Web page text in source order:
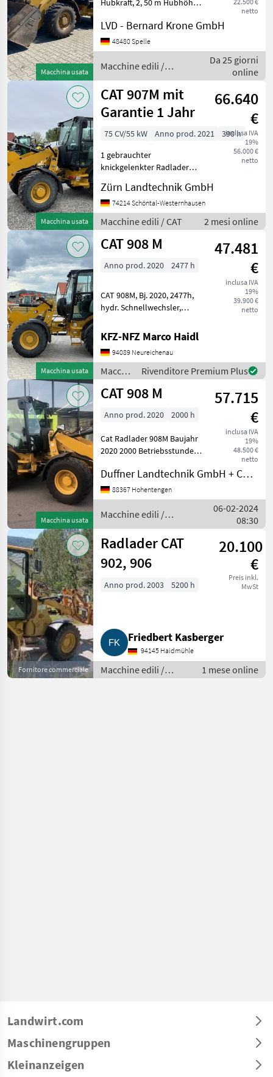
Macchina usata
netto
Hubkraft, 2, 50 m Hubhöhe,
hydr.
Schnellwechselaufnahme,
Aufnahme: Volvo, 3.
Steuerkreis, Hydrostat 20
LVD - Bernard Krone GmbH
48480 Spelle
Macchine edili /
CAT
Da 25 giorni
online
Macchina usata
CAT 907M mit
Garantie 1 Jahr
66.640
€
inclusa IVA
19%
56.000 €
netto
75 CV/55 kW Anno prod. 2021
390 h
1 gebrauchter
knickgelenkter Radlader
M Baujahr: 2021 / EZ
06.12.2021
Betriebsstunden: 390 h
Seriennummer:
CAT0907MLK5700452
Einsatzge
Zürn Landtechnik GmbH
74214 Schöntal-Westernhausen
Macchine edili / CAT 2 mesi online
Macchina usata
CAT 908 M
47.481
€
inclusa IVA
19%
39.900 €
netto
Anno prod. 2020 2477 h
CAT 908M, Bj. 2020, 2477h,
hydr. Schnellwechsler,
Breitreifen, Service neu von
CAT auch günstige
Zustellung möglich
Macchine edili Caricato
KFZ-NFZ Marco Haidl
94089 Neureichenau
Macchine
edili /
CAT
Rivenditore Premium Plus
Macchina usata
CAT 908 M
57.715
€
inclusa IVA
19%
48.500 €
netto
Anno prod. 2020 2000 h
Cat Radlader 908M Baujahr
2020 2000 Betriebsstunden
Umschaltsignal und
Stomdose 4. Steuerkreis
Zusatztaster am Joystick
Macchine edili Caricatori
Duffner Landtechnik GmbH + Co KG
88367 Hohentengen
Macchine edili /
CAT
06-02-2024
08:30
Fornitore commerciale
Radlader CAT
902, 906
20.100
€
Preis inkl.
MwSt
Anno prod. 2003 5200 h
Friedbert Kasberger
94145 Haidmühle
Macchine edili /
Caricatori gommati
1 mese online
Landwirt.com
Maschinengruppen
Kleinanzeigen